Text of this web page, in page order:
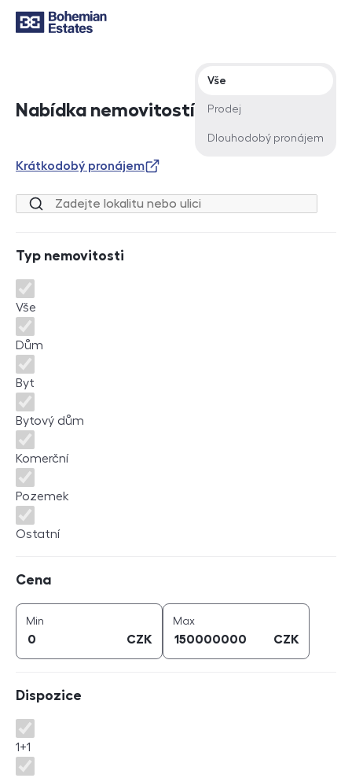
Nabídka nemovitostí
Typ nabídky
Vše
Prodej
Dlouhodobý pronájem
Krátkodobý pronájem
Lokalita nebo ulice
Typ nemovitosti
Typ nemovitosti
Vše
Dům
Byt
Bytový dům
Komerční
Pozemek
Ostatní
Cena
Min
CZK
Maxcena (
CZK
Dispozice
Dispozice
1+1